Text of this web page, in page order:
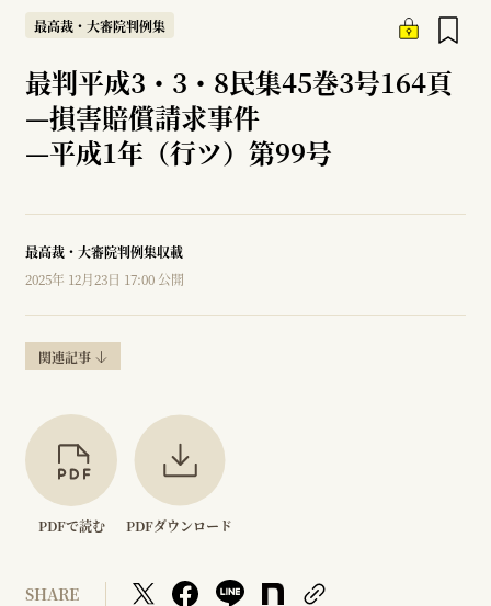
最高裁・大審院判例集
最判平成3・3・8民集45巻3号164頁
—損害賠償請求事件
—平成1年（行ツ）第99号
最高裁・大審院判例集収載
2025年 12月23日 17:00 公開
関連記事
PDFで読む PDFダウンロード
SHARE